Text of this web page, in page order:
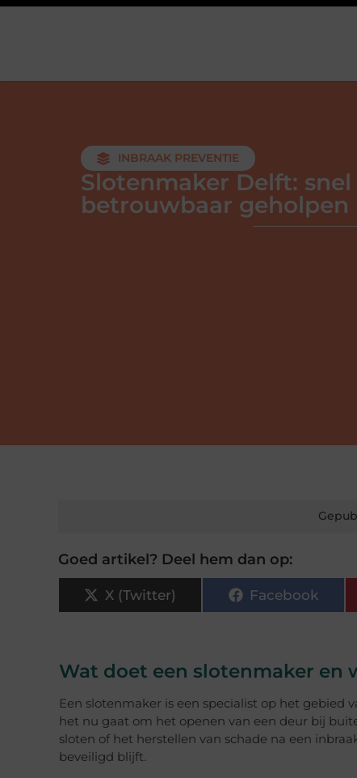
INBRAAK PREVENTIE
Slotenmaker Delft: snel
betrouwbaar geholpen
Goed artikel? Deel hem dan op:
X (Twitter) Facebook
Wat doet een slotenmaker en
Een slotenmaker is een specialist op het gebied
het nu gaat om het openen van een deur bij
sloten of het herstellen van schade na een
beveiligd blijft.